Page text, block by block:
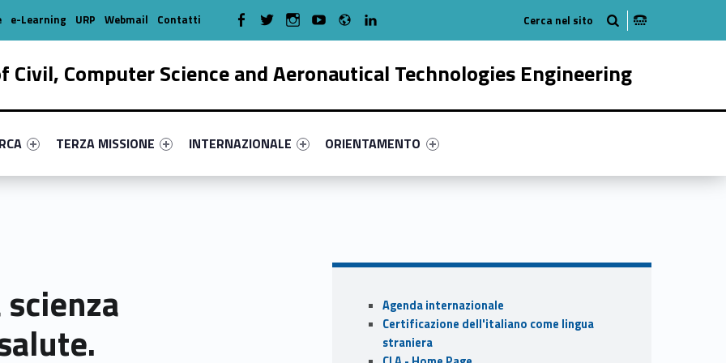
Civil, Computer Science and Aeronautical Technologies Engineering
primary-5498-17
#link-menu-primary-52408-38
Link identifier #link-menu-primary-36898-51
TERZA MISSIONE
Link identifier #link-menu-primary-48038-58
INTERNAZIONALE
Link identifier #link-menu-primary-82314-68
ORIENTAMENTO
e-Learning URP Webmail Contatti WebMan on Facebook
WebMan on TwitterWebMan on Instagram
WebMan on Youtube
Radio
Sidebar
Agenda internazionale
Certificazione dell'italiano come lingua
straniera